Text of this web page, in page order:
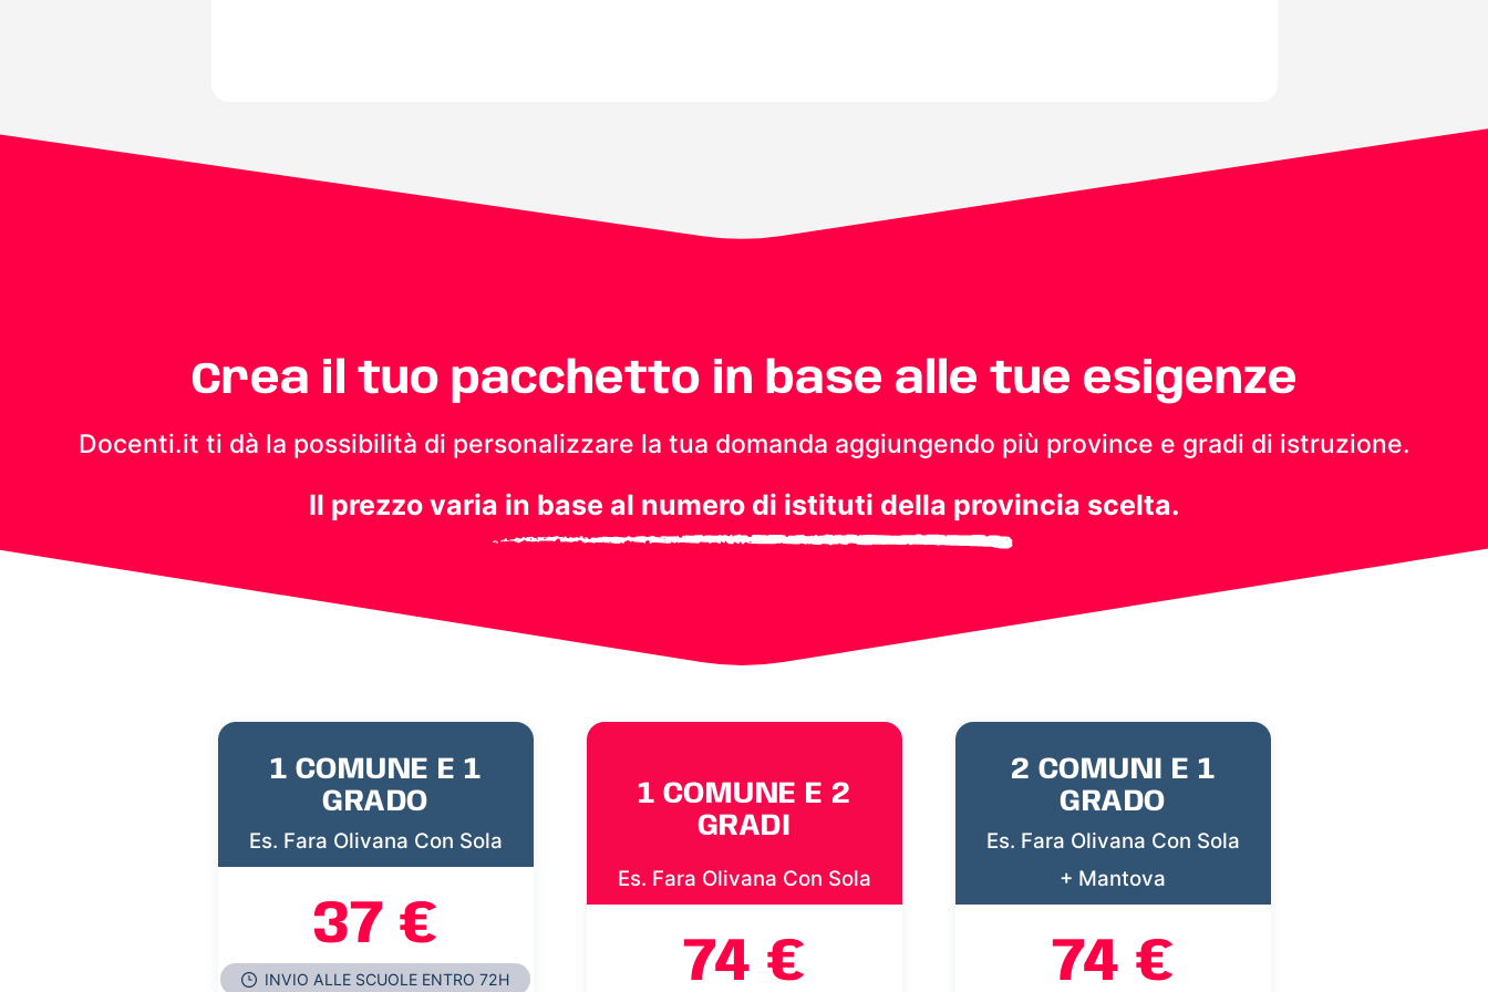
Crea il tuo pacchetto in base alle tue esigenze
Docenti.it ti dà la possibilità di personalizzare la tua domanda aggiungendo più province e gradi di istruzione.
Il prezzo varia in base al numero di istituti della provincia scelta.
1 COMUNE E 1
GRADO
Es. Fara Olivana Con Sola
37 €
INVIO ALLE SCUOLE ENTRO 72H
1 COMUNE E 2
GRADI
Es. Fara Olivana Con Sola
74 €
2 COMUNI E 1
GRADO
Es. Fara Olivana Con Sola
+ Mantova
74 €